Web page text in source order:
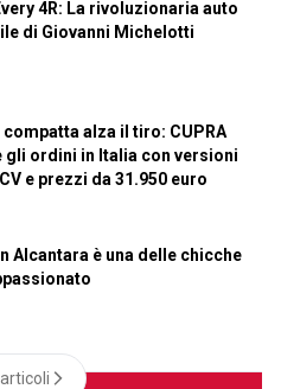
4R: La rivoluzionaria auto
di Giovanni Michelotti
compatta alza il tiro: CUPRA
gli ordini in Italia con versioni
e prezzi da 31.950 euro
Alcantara è una delle chicche